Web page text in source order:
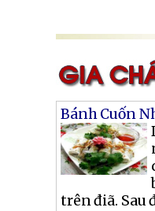
Bánh Cuốn
trên điã. Sau